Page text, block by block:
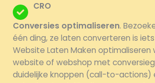
CRO
Conversies optimaliseren.
één ding, ze laten converteren is iets
Website Laten Maken optimaliseren
website of webshop met
duidelijke knoppen (call-to-actions)